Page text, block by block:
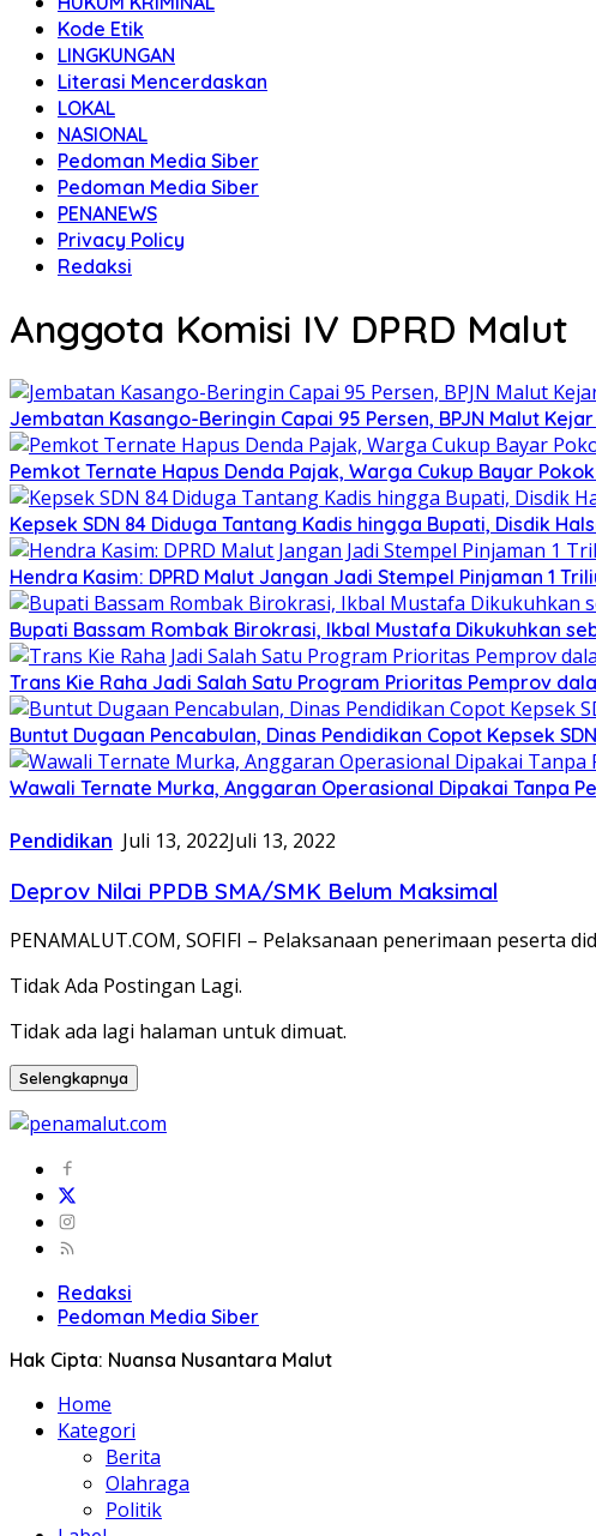
Kode Etik
LINGKUNGAN
Literasi Mencerdaskan
LOKAL
NASIONAL
Pedoman Media Siber
Pedoman Media Siber
PENANEWS
Privacy Policy
Redaksi
Anggota Komisi IV DPRD Malut
Jembatan Kasango-Beringin Capai 95 Persen, BPJN Malut
Pemkot Ternate Hapus Denda Pajak, Warga Cukup Bayar
Kepsek SDN 84 Diduga Tantang Kadis hingga Bupati, Disdik
Hendra Kasim: DPRD Malut Jangan Jadi Stempel Pinjaman 1
Bupati Bassam Rombak Birokrasi, Ikbal Mustafa Dikukuhkan
Trans Kie Raha Jadi Salah Satu Program Prioritas Pemprov
Buntut Dugaan Pencabulan, Dinas Pendidikan Copot Kepsek
Wawali Ternate Murka, Anggaran Operasional Dipakai Tanpa
Pendidikan Juli 13, 2022Juli 13, 2022
Deprov Nilai PPDB SMA/SMK Belum Maksimal
PENAMALUT.COM, SOFIFI – Pelaksanaan penerimaan peserta
Tidak Ada Postingan Lagi.
Tidak ada lagi halaman untuk dimuat.
Selengkapnya
Redaksi
Pedoman Media Siber
Hak Cipta: Nuansa Nusantara Malut
Home
Kategori
Berita
Olahraga
Politik